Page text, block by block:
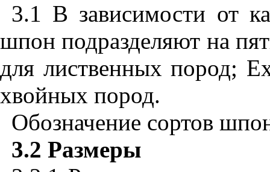
3.1 В зависимости от
шпон подразделяют на
для лиственных пород; E
хвойных пород.
Обозначение сортов
3.2 Размеры